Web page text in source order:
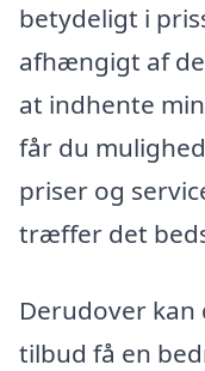
betydeligt i
afhængigt af
at indhente
får du
priser og
træffer det
Derudover
tilbud få en